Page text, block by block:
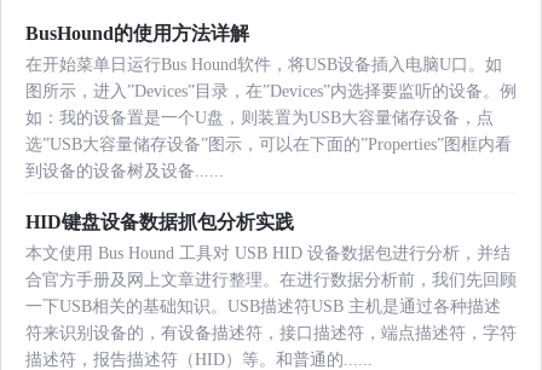
BusHound的使用方法详解
在开始菜单日运行Bus Hound软件，将USB设备插入电脑U口。如
图所示，进入”Devices”目录，在”Devices”内选择要监听的设备。例
如：我的设备置是一个U盘，则装置为USB大容量储存设备，点
选”USB大容量储存设备”图示，可以在下面的”Properties”图框内看
到设备的设备树及设备......
HID键盘设备数据抓包分析实践
本文使用 Bus Hound 工具对 USB HID 设备数据包进行分析，并结
合官方手册及网上文章进行整理。在进行数据分析前，我们先回顾
一下USB相关的基础知识。USB描述符USB 主机是通过各种描述
符来识别设备的，有设备描述符，接口描述符，端点描述符，字符
描述符，报告描述符（HID）等。和普通的......